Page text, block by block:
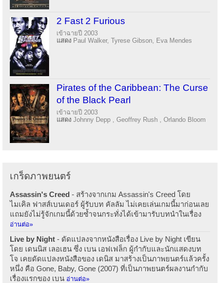
2 Fast 2 Furious
เข้าฉายปี 2003
แสดง Paul Walker, Tyrese Gibson, Eva Mendes
Pirates of the Caribbean: The Curse
of the Black Pearl
เข้าฉายปี 2003
แสดง Johnny Depp , Geoffrey Rush , Orlando Bloom
เกร็ดภาพยนตร์
Assassin's Creed - สร้างจากเกม Assassin's Creed โดย
ไมเคิล ฟาสส์เบนเดอร์ ผู้รับบท คัลลัม ไม่เคยเล่นเกมนี้มาก่อนเลย
แถมยังไม่รู้จักเกมนี้ด้วยซ้ำจนกระทั่งได้เข้ามารับบทนำในเรื่อง
อ่านต่อ»
Live by Night - ดัดแปลงจากหนังสือเรื่อง Live by Night เขียน
โดย เดนนิส เลอเฮน ซึ่ง เบน เอฟเฟล็ก ผู้กำกับและนักแสดงบท
โจ เคยดัดแปลงหนังสือของ เดนิส มาสร้างเป็นภาพยนตร์แล้วครั้ง
หนึ่ง คือ Gone, Baby, Gone (2007) ที่เป็นภาพยนตร์ผลงานกำกับ
เรื่องแรกของ เบน อ่านต่อ»